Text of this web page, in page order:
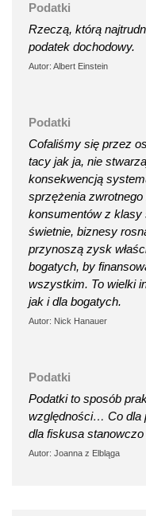
Podatki
Rzeczą, którą
podatek dochodowy.
Autor: Albert Einstein
Podatki
Cofaliśmy się przez
tacy jak ja, nie
konsekwencją
sprzężenia zwrotnego
konsumentów z klasy
świetnie, biznesy
przynoszą zysk
bogatych, by
wszystkim. To wielki
jak i dla bogatych.
Autor: Nick Hanauer
Podatki
Podatki to sposób
względności… Co dla
dla fiskusa
Autor: Joanna z Elbląga